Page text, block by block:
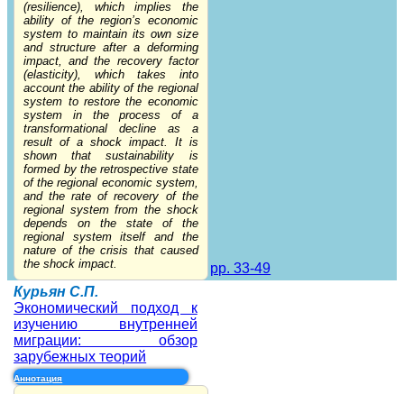
(resilience), which implies the
ability of the region’s economic
system to maintain its own size
and structure after a deforming
impact, and the recovery factor
(elasticity), which takes into
account the ability of the regional
system to restore the economic
system in the process of a
transformational decline as a
result of a shock impact. It is
shown that sustainability is
formed by the retrospective state
of the regional economic system,
and the rate of recovery of the
regional system from the shock
depends on the state of the
regional system itself and the
nature of the crisis that caused
the shock impact.
pp. 33-49
Курьян С.П.
Экономический подход к
изучению внутренней
миграции: обзор
зарубежных теорий
Аннотация